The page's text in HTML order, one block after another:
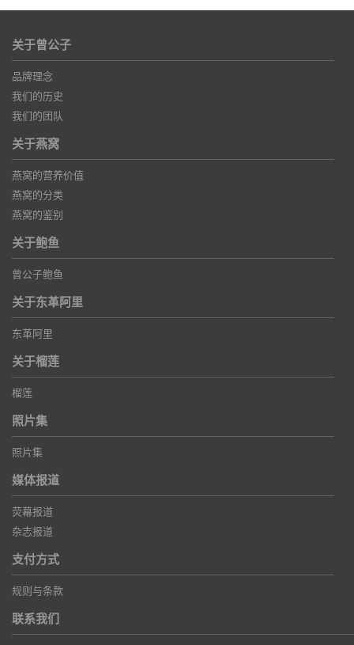
关于曾公子
品牌理念
我们的历史
我们的团队
关于燕窝
燕窝的营养价值
燕窝的分类
燕窝的鉴别
关于鲍鱼
曾公子鲍鱼
关于东革阿里
东革阿里
关于榴莲
榴莲
照片集
照片集
媒体报道
荧幕报道
杂志报道
支付方式
规则与条款
联系我们